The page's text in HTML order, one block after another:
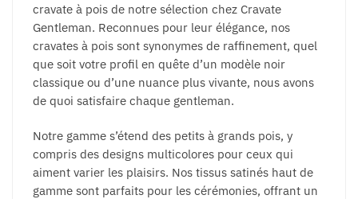
cravate à pois de notre sélection chez Cravate
Gentleman. Reconnues pour leur élégance, nos
cravates à pois sont synonymes de raffinement, quel
que soit votre profil en quête d’un modèle noir
classique ou d’une nuance plus vivante, nous avons
de quoi satisfaire chaque gentleman.
Notre gamme s’étend des petits à grands pois, y
compris des designs multicolores pour ceux qui
aiment varier les plaisirs. Nos tissus satinés haut de
gamme sont parfaits pour les cérémonies, offrant un